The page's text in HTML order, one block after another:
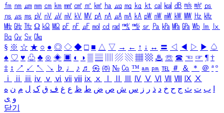
㎙ ㎚ ㎛ ㎜ ㎝ ㎞ ㎟ ㎠ ㎡ ㎢ ㏊ ㎍ ㎎ ㎏ ㏏ ㎈ ㎉ ㏈ ㎧ ㎨ ㎰
㎱ ㎲ ㎳ ㎴ ㎵ ㎶ ㎷ ㎸ ㎹ ㎀ ㎁ ㎂ ㎃ ㎄ ㎺ ㎻ ㎽ ㎾ ㎿ ㎐ ㎑
㎒ ㎓ ㎔ Ω ㏀ ㏁ ㎊ ㎋ ㎌ ㏖ ㏅ ㎭ ㎮ ㎯ ㏛ ㎩ ㎪ ㎫ ㎬ ㏝ ㏐
㏓
㏃ ㏉ ㏜ ㏆
§ ※ ☆ ★ ○ ● ◎ ◇ ◆ □ ■ △ ▽ → ← ↑ ↓ ↔ 〓 ◁ ◀ ▷ ▶ ♤
♠ ♡ ♥ ♧ ♣ ⊙ ◈ ▣ ◐ ◑ ▒ ▤ ▨ ▧ ▦ ▩ ♨ ☏ ☎ ☜ ☞ ¶ †
‡ ↕ ↗ ↙ ↖ ↘ ♭ ♩ ♪ ♬ ㉿ ㈜ № ㏇ ™ ㏂ ㏘ ℡ ＃ ＆ ＊ ＠ ª º
ⅰ
ⅱ ⅲ ⅳ ⅴ ⅵ ⅶ ⅷ ⅸ ⅹ Ⅳ Ⅴ Ⅵ Ⅶ Ⅷ Ⅸ Ⅹ
ب ت ث ج ح خ د ذ ر ز س ش ص ض ط ظ ع غ ف ق ک ل م ن ه
و ی
닫기